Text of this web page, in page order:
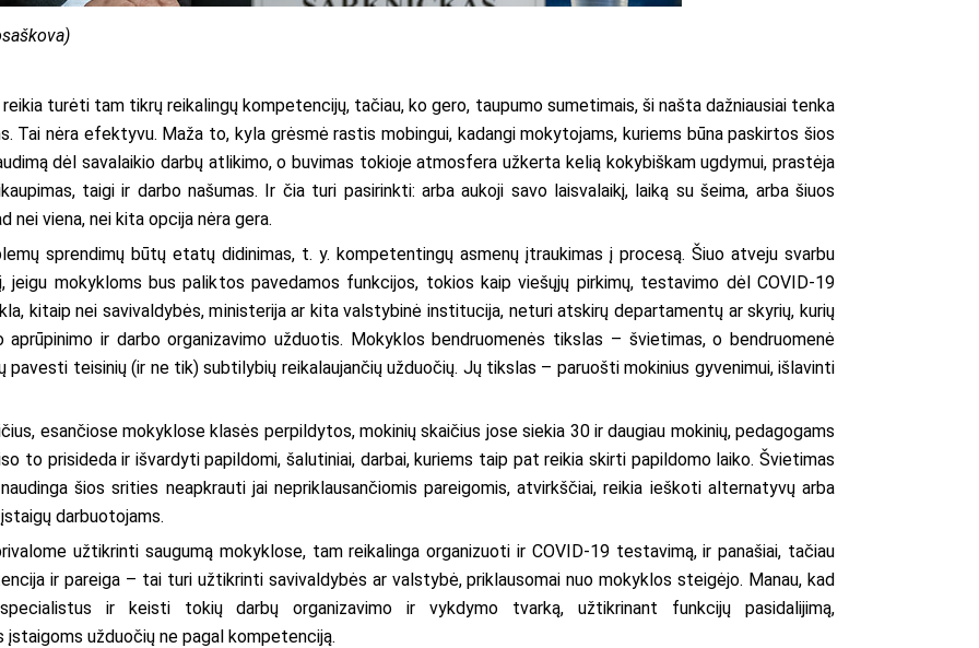
turėti tam tikrų reikalingų kompetencijų, tačiau, ko gero, taupumo sumetimais, ši našta dažniausiai tenka
Tai nėra efektyvu. Maža to, kyla grėsmė rastis mobingui, kadangi mokytojams, kuriems būna paskirtos šios
dėl savalaikio darbų atlikimo, o buvimas tokioje atmosfera užkerta kelią kokybiškam ugdymui, prastėja
taigi ir darbo našumas. Ir čia turi pasirinkti: arba aukoji savo laisvalaikį, laiką su šeima, arba šiuos
nei viena, nei kita opcija nėra gera.
sprendimų būtų etatų didinimas, t. y. kompetentingų asmenų įtraukimas į procesą. Šiuo atveju svarbu
jeigu mokykloms bus paliktos pavedamos funkcijos, tokios kaip viešųjų pirkimų, testavimo dėl COVID-19
kitaip nei savivaldybės, ministerija ar kita valstybinė institucija, neturi atskirų departamentų ar skyrių, kurių
ir darbo organizavimo užduotis. Mokyklos bendruomenės tikslas – švietimas, o bendruomenė
pavesti teisinių (ir ne tik) subtilybių reikalaujančių užduočių. Jų tikslas – paruošti mokinius gyvenimui, išlavinti
esančiose mokyklose klasės perpildytos, mokinių skaičius jose siekia 30 ir daugiau mokinių, pedagogams
to prisideda ir išvardyti papildomi, šalutiniai, darbai, kuriems taip pat reikia skirti papildomo laiko. Švietimas
šios srities neapkrauti jai nepriklausančiomis pareigomis, atvirkščiai, reikia ieškoti alternatyvų arba
darbuotojams.
užtikrinti saugumą mokyklose, tam reikalinga organizuoti ir COVID-19 testavimą, ir panašiai, tačiau
ir pareiga – tai turi užtikrinti savivaldybės ar valstybė, priklausomai nuo mokyklos steigėjo. Manau, kad
ir keisti tokių darbų organizavimo ir vykdymo tvarką, užtikrinant funkcijų pasidalijimą,
įstaigoms užduočių ne pagal kompetenciją.